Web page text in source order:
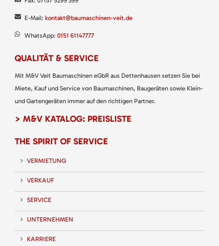
E-Mail: kontakt@baumaschinen-veit.de
WhatsApp: 0151 61147777
QUALITÄT & SERVICE
Mit M&V Veit Baumaschinen eGbR aus Dettenhausen setzen Sie bei
Miete, Kauf und Service von Baumaschinen, Baugeräten sowie Klein-
und Gartengeräten immer auf den richtigen Partner.
> M&V KATALOG: PREISLISTE
THE SPIRIT OF SERVICE
VERMIETUNG
VERKAUF
SERVICE
UNTERNEHMEN
KARRIERE